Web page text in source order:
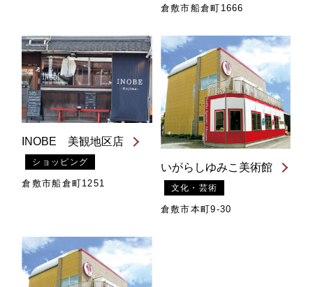
倉敷市船倉町1666
INOBE 美観地区店
ショッピング
倉敷市船倉町1251
いがらしゆみこ美術館
文化・芸術
倉敷市本町9-30